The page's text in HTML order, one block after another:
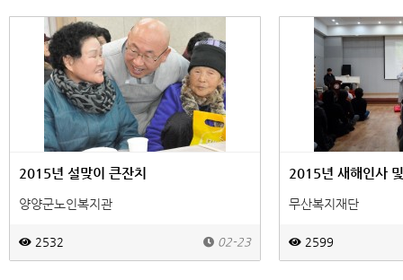
2015년 설맞이 큰잔치
양양군노인복지관
2532 02-23
2015년 새해인사
무산복지재단
2599